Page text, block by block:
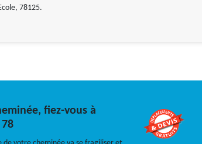
78125.
fiez-vous à